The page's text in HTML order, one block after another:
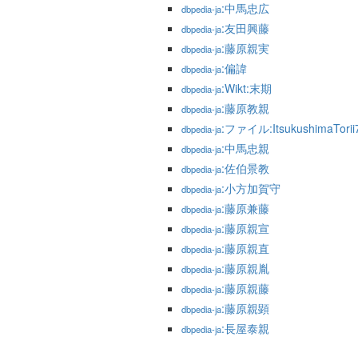
dbpedia-ja:中馬忠広
dbpedia-ja:友田興藤
dbpedia-ja:藤原親実
dbpedia-ja:偏諱
dbpedia-ja:Wikt:末期
dbpedia-ja:藤原教親
dbpedia-ja:ファイル
dbpedia-ja:中馬忠親
dbpedia-ja:佐伯景教
dbpedia-ja:小方加賀守
dbpedia-ja:藤原兼藤
dbpedia-ja:藤原親宣
dbpedia-ja:藤原親直
dbpedia-ja:藤原親胤
dbpedia-ja:藤原親藤
dbpedia-ja:藤原親顕
dbpedia-ja:長屋泰親